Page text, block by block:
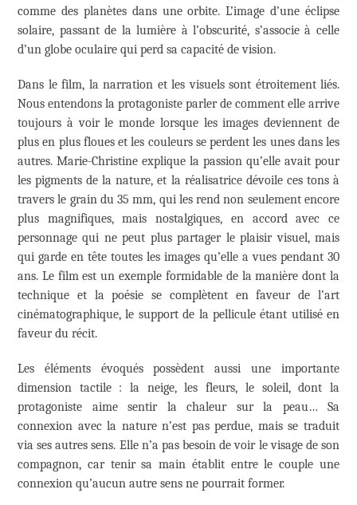
comme des planètes dans une orbite. L’image d’une éclipse
solaire, passant de la lumière à l’obscurité, s’associe à celle
d’un globe oculaire qui perd sa capacité de vision.
Dans le film, la narration et les visuels sont étroitement liés.
Nous entendons la protagoniste parler de comment elle arrive
toujours à voir le monde lorsque les images deviennent de
plus en plus floues et les couleurs se perdent les unes dans les
autres. Marie-Christine explique la passion qu’elle avait pour
les pigments de la nature, et la réalisatrice dévoile ces tons à
travers le grain du 35 mm, qui les rend non seulement encore
plus magnifiques, mais nostalgiques, en accord avec ce
personnage qui ne peut plus partager le plaisir visuel, mais
qui garde en tête toutes les images qu’elle a vues pendant 30
ans. Le film est un exemple formidable de la manière dont la
technique et la poésie se complètent en faveur de l’art
cinématographique, le support de la pellicule étant utilisé en
faveur du récit.
Les éléments évoqués possèdent aussi une importante
dimension tactile : la neige, les fleurs, le soleil, dont la
protagoniste aime sentir la chaleur sur la peau… Sa
connexion avec la nature n’est pas perdue, mais se traduit
via ses autres sens. Elle n’a pas besoin de voir le visage de son
compagnon, car tenir sa main établit entre le couple une
connexion qu’aucun autre sens ne pourrait former.